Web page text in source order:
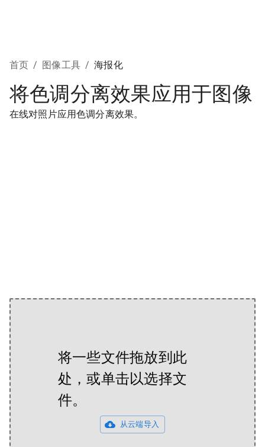
首页 / 图像工具 / 海报化
将色调分离效果应用于图像
在线对照片应用色调分离效果。
将一些文件拖放到此
处，或单击以选择文
件。
从云端导入